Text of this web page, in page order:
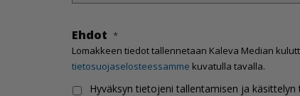
Ehdot *
Lomakkeen tiedot tallennetaan Kaleva Median
tietosuojaselosteessamme kuvatulla tavalla.
Hyväksyn tietojeni tallentamisen ja